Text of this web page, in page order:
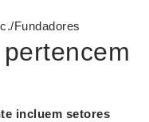
Fundadores
incluem setores